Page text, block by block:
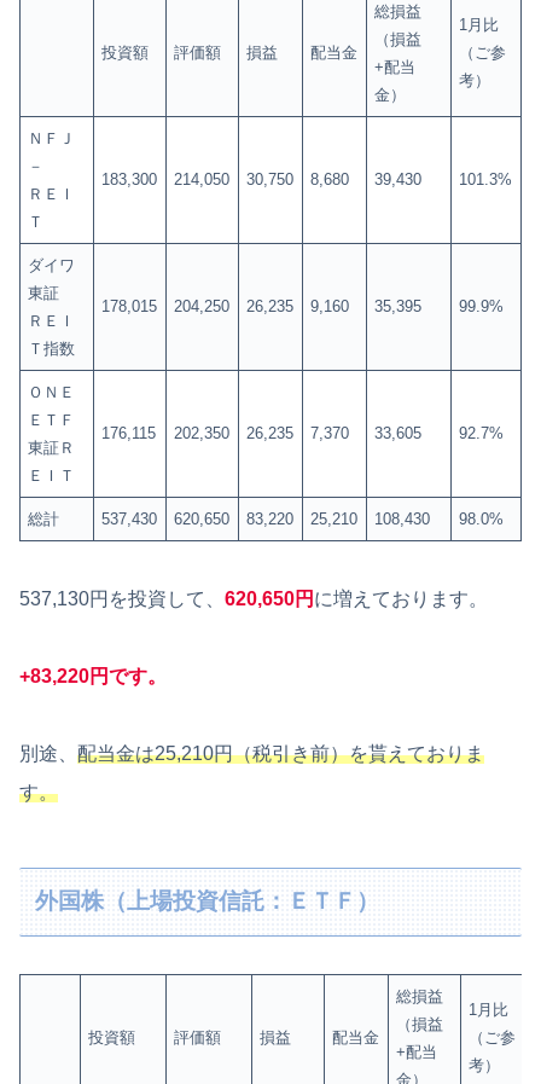
投資額 評価額 損益 配当金
総損益
（損益
+配当
金）
1月比
（ご参
考）
ＮＦＪ
－
ＲＥＩ
Ｔ
183,300 214,050 30,750 8,680 39,430 101.3%
ダイワ
東証
ＲＥＩ
Ｔ指数
178,015 204,250 26,235 9,160 35,395 99.9%
ＯＮＥ
ＥＴＦ
東証Ｒ
ＥＩＴ
176,115 202,350 26,235 7,370 33,605 92.7%
総計 537,430 620,650 83,220 25,210 108,430 98.0%
537,130円を投資して、 620,650円 に増えております。
+83,220円です。
別途、 配当金は25,210円（税引き前）を貰えておりま
す。
外国株（上場投資信託：ＥＴＦ）
投資額 評価額 損益 配当金
総損益
（損益
+配当
金）
1月比
（ご参
考）